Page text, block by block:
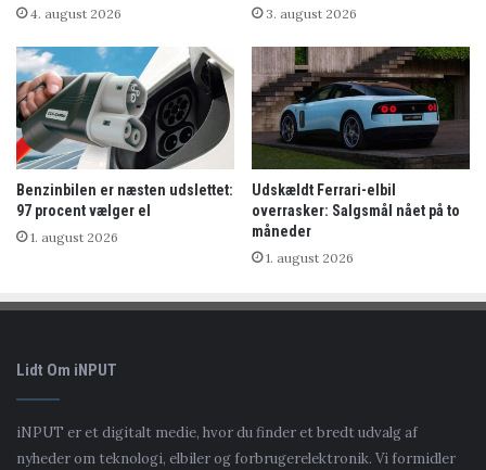
4. august 2026 3. august 2026
Benzinbilen er næsten udslettet:
97 procent vælger el
1. august 2026
Udskældt Ferrari-elbil
overrasker: Salgsmål nået på to
måneder
1. august 2026
Lidt Om iNPUT
iNPUT er et digitalt medie, hvor du finder et bredt udvalg af
nyheder om teknologi, elbiler og forbrugerelektronik. Vi formidler